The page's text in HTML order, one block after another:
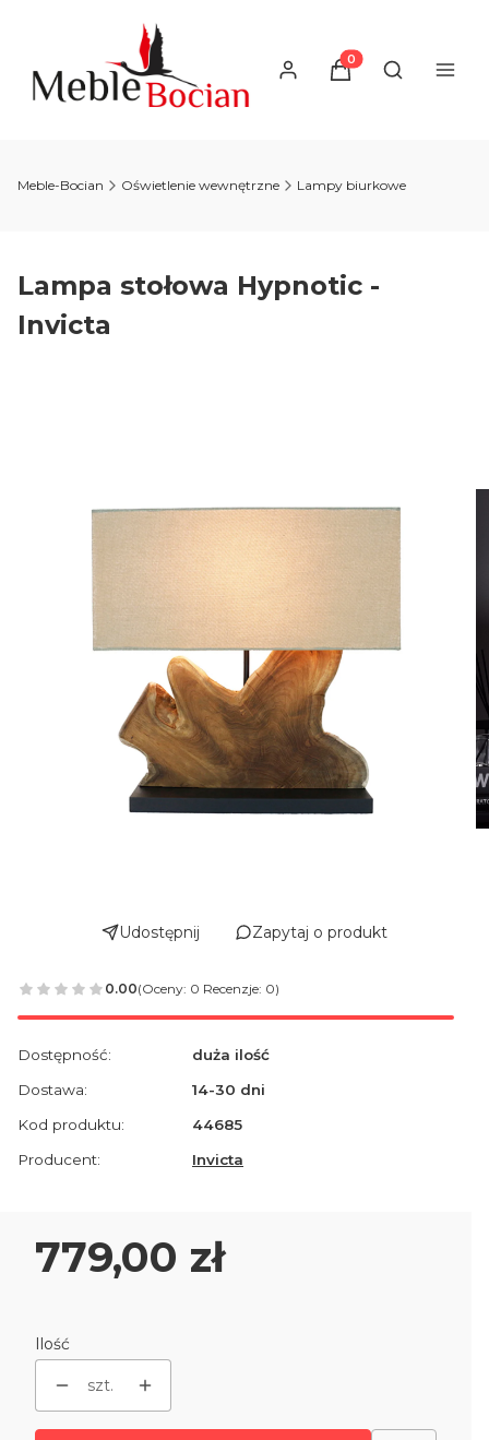
Produkty w
Otwórz
Meble-Bocian Oświetlenie wewnętrzne Lampy biurkowe
Lampa stołowa Hypnotic -
Invicta
Udostępnij Zapytaj o produkt
0.00(Oceny: 0 Recenzje: 0)
Dostępność:
duża ilość
Dostawa:
14-30 dni
Kod produktu:
44685
Producent:
Invicta
Cena
779,00 zł
Ilość
szt.